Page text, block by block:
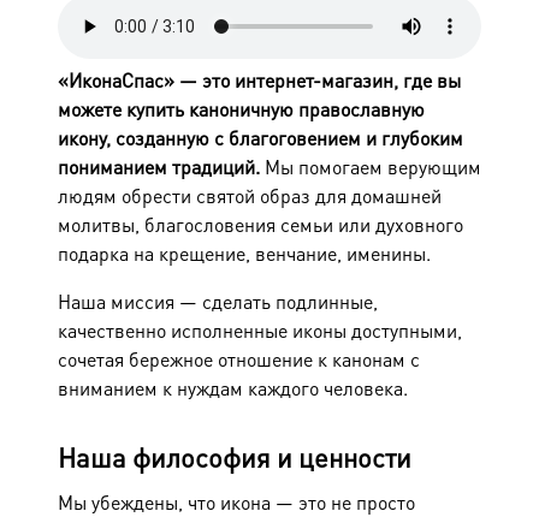
«ИконаСпас» — это интернет-магазин, где вы
можете купить каноничную православную
икону, созданную с благоговением и глубоким
пониманием традиций. Мы помогаем верующим
людям обрести святой образ для домашней
молитвы, благословения семьи или духовного
подарка на крещение, венчание, именины.
Наша миссия — сделать подлинные,
качественно исполненные иконы доступными,
сочетая бережное отношение к канонам с
вниманием к нуждам каждого человека.
Наша философия и ценности
Мы убеждены, что икона — это не просто